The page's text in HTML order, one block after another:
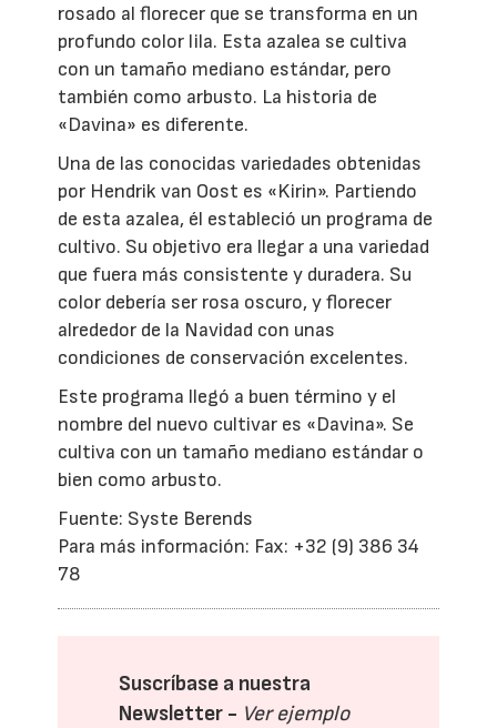
rosado al florecer que se transforma en un
profundo color lila. Esta azalea se cultiva
con un tamaño mediano estándar, pero
también como arbusto. La historia de
«Davina» es diferente.
Una de las conocidas variedades obtenidas
por Hendrik van Oost es «Kirin». Partiendo
de esta azalea, él estableció un programa de
cultivo. Su objetivo era llegar a una variedad
que fuera más consistente y duradera. Su
color debería ser rosa oscuro, y florecer
alrededor de la Navidad con unas
condiciones de conservación excelentes.
Este programa llegó a buen término y el
nombre del nuevo cultivar es «Davina». Se
cultiva con un tamaño mediano estándar o
bien como arbusto.
Fuente: Syste Berends
Para más información: Fax: +32 (9) 386 34
78
Suscríbase a nuestra
Newsletter - Ver ejemplo